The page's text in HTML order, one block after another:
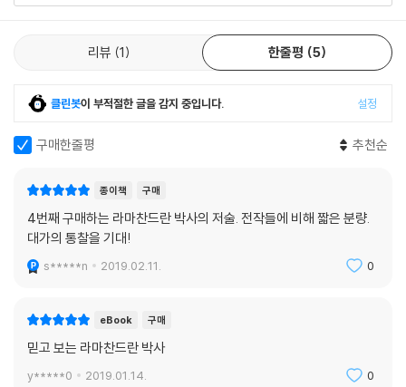
교통사고를 당하고 머리에 충격을 받아 의식불명 상태에 빠진 환자가 있
그러나 그는 자신의 어머니를 보고는 “이 여자는 우리 엄마와 똑같이 생겼
지만 우리 엄마가 아니라 사기꾼이다”라고 말한다. 왜 그는 그렇게 말했을
까?
다소 생소한 이 카프그라 증후군(Capgras syndrome) 환자는 우리에
게 무언가를 ‘본다’는 의미를 다시 생각하게 한다. 우리가 어떤 사람을 보고
눈을 통해 받아들인 정보는 방추이랑이라는 뇌의 영역에서 해석되어 지금
바라보고 있는 것이 무엇인지 인식하게 된다. 따라서 이 영역이 손상된 환
도는 바로 감정중추로서, 지금 보고 있는 사물의 감정적인 중요성을 가늠
한다.
리뷰 1 한줄평 5
클린봇이 부적절한 글을 감지 중입니다. 설정
구매한줄평 추천순
종이책 구매
4번째 구매하는 라마찬드란 박사의 저술. 전작들에 비해 짧은 분량.
대가의 통찰을 기대!
s*****n 2019.02.11. 0
eBook 구매
믿고 보는 라마찬드란 박사
y*****0 2019.01.14. 0